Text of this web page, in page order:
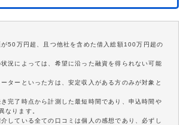
50万円超、且つ他社を含めた借入総額100万円超の
況によっては、希望に沿った融資を得られない可能
ターといった方は、安定収入がある方のみが対象と
完了時点から計測した最短時間であり、申込時間や
なります。
している全ての口コミは個人の感想であり、必ずし